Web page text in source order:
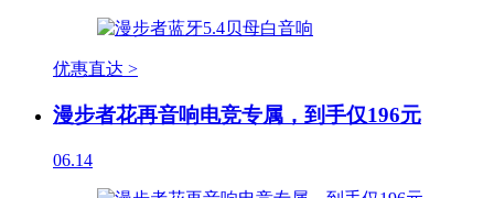
优惠直达 >
漫步者花再音响电竞专属，到手仅196元
06.14